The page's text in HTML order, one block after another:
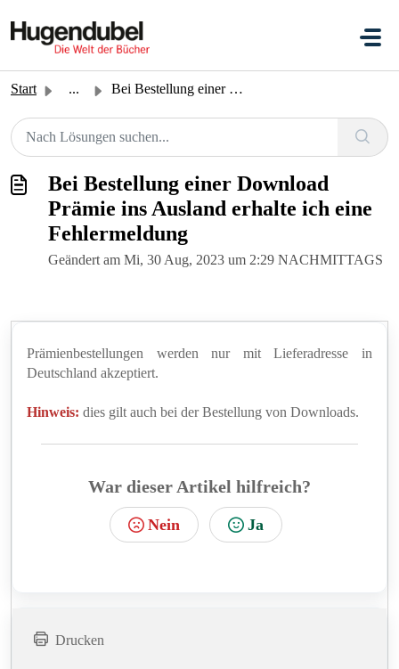
Start ... Bei Bestellung einer Download Prämie ins Ausland erhalte ...
Bei Bestellung einer Download
Prämie ins Ausland erhalte ich eine
Fehlermeldung
Geändert am Mi, 30 Aug, 2023 um 2:29 NACHMITTAGS
Prämienbestellungen werden nur mit Lieferadresse in
Deutschland akzeptiert.
Hinweis: dies gilt auch bei der Bestellung von Downloads.
War dieser Artikel hilfreich?
Nein Ja
Drucken